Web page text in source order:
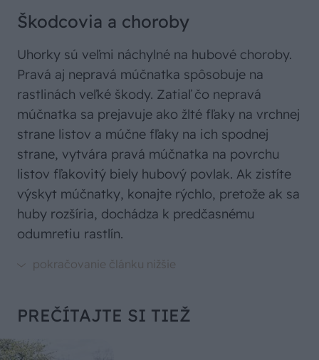
Škodcovia a choroby
Uhorky sú veľmi náchylné na hubové choroby.
Pravá aj nepravá múčnatka spôsobuje na
rastlinách veľké škody. Zatiaľ čo nepravá
múčnatka sa prejavuje ako žlté fľaky na vrchnej
strane listov a múčne fľaky na ich spodnej
strane, vytvára pravá múčnatka na povrchu
listov fľakovitý biely hubový povlak. Ak zistíte
výskyt múčnatky, konajte rýchlo, pretože ak sa
huby rozšíria, dochádza k predčasnému
odumretiu rastlín.
PREČÍTAJTE SI TIEŽ